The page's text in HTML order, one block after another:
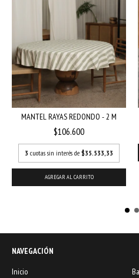
MANTEL RAYAS REDONDO - 2 M
$106.600
3 cuotas sin interés de $35.533,33
AGREGAR AL CARRITO
NAVEGACIÓN
Inicio